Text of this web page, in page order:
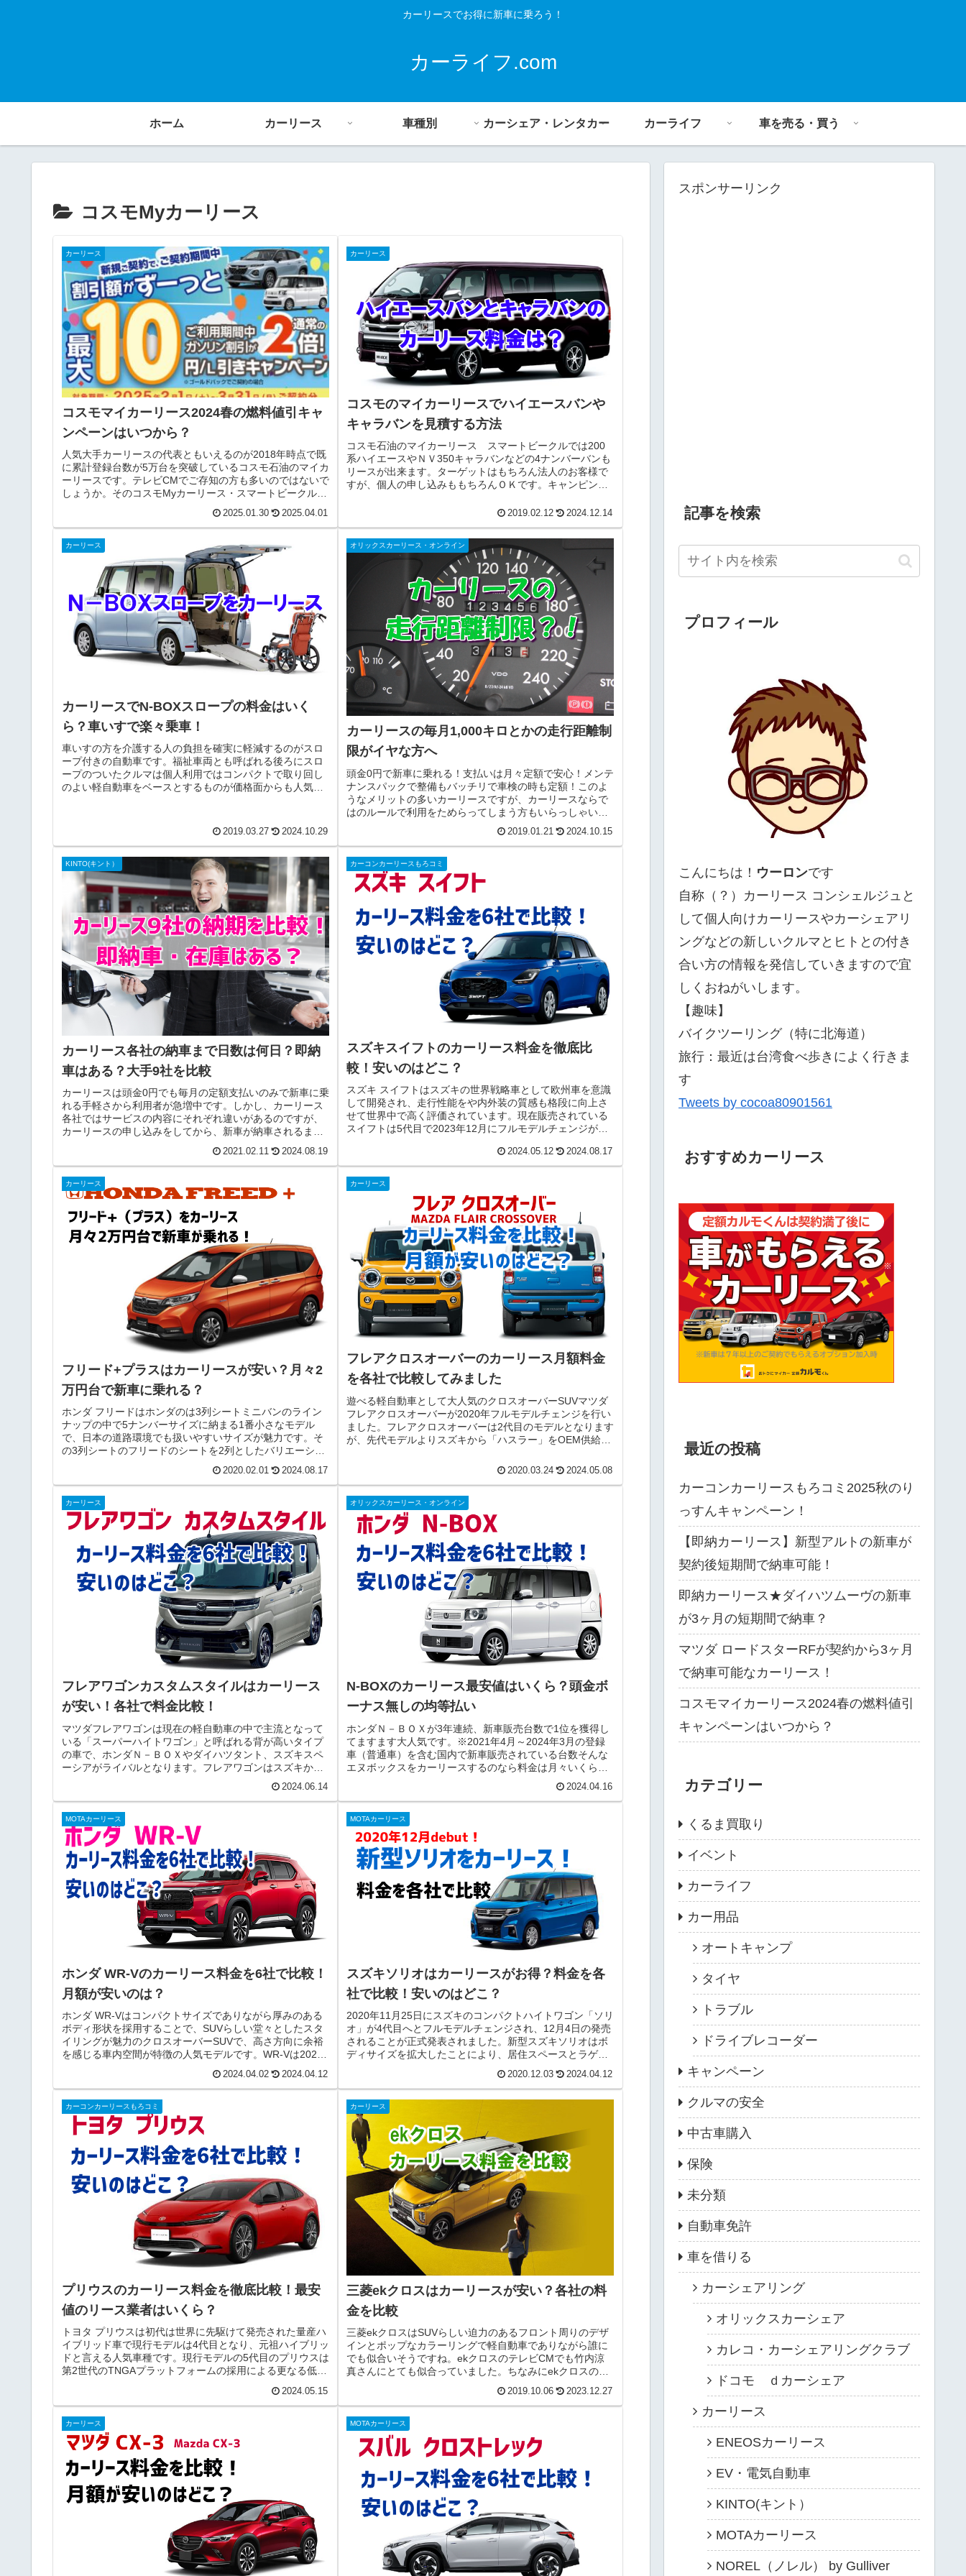
カーリースでお得に新車に乗ろう！
カーライフ.com
ホーム カーリース 車種別 カーシェア・レンタカー カーライフ 車を売る・買う
コスモMyカーリース
カーリース
コスモマイカーリース2024春の燃料値引キャ
ンペーンはいつから？
人気大手カーリースの代表ともいえるのが2018年時点で既
に累計登録台数が5万台を突破しているコスモ石油のマイカ
ーリースです。テレビCMでご存知の方も多いのではないで
しょうか。そのコスモMyカーリース・スマートビークルは
2025.01.30 2025.04.01
カーリース
コスモのマイカーリースでハイエースバンや
キャラバンを見積する方法
コスモ石油のマイカーリース スマートビークルでは200
系ハイエースやＮＶ350キャラバンなどの4ナンバーバンも
リースが出来ます。ターゲットはもちろん法人のお客様で
すが、個人の申し込みももちろんＯＫです。キャンピング
2019.02.12 2024.12.14
カーリース
カーリースでN-BOXスロープの料金はいく
ら？車いすで楽々乗車！
車いすの方を介護する人の負担を確実に軽減するのがスロ
ープ付きの自動車です。福祉車両とも呼ばれる後ろにスロ
ープのついたクルマは個人利用ではコンパクトで取り回し
のよい軽自動車をベースとするものが価格面からも人気と
2019.03.27 2024.10.29
オリックスカーリース・オンライン
カーリースの毎月1,000キロとかの走行距離制
限がイヤな方へ
頭金0円で新車に乗れる！支払いは月々定額で安心！メンテ
ナンスパックで整備もバッチリで車検の時も定額！このよ
うなメリットの多いカーリースですが、カーリースならで
はのルールで利用をためらってしまう方もいらっしゃいま
す。その原因となるルールが走行...
2019.01.21 2024.10.15
KINTO(キント）
カーリース各社の納車まで日数は何日？即納
車はある？大手9社を比較
カーリースは頭金0円でも毎月の定額支払いのみで新車に乗
れる手軽さから利用者が急増中です。しかし、カーリース
各社ではサービスの内容にそれぞれ違いがあるのですが、
カーリースの申し込みをしてから、新車が納車されるまで
2021.02.11 2024.08.19
カーコンカーリースもろコミ
スズキスイフトのカーリース料金を徹底比
較！安いのはどこ？
スズキ スイフトはスズキの世界戦略車として欧州車を意識
して開発され、走行性能をや内外装の質感も格段に向上さ
せて世界中で高く評価されています。現在販売されている
スイフトは5代目で2023年12月にフルモデルチェンジが発
2024.05.12 2024.08.17
カーリース
フリード+プラスはカーリースが安い？月々2
万円台で新車に乗れる？
ホンダ フリードはホンダのは3列シートミニバンのライン
ナップの中で5ナンバーサイズに納まる1番小さなモデル
で、日本の道路環境でも扱いやすいサイズが魅力です。そ
の3列シートのフリードのシートを2列としたバリエーショ
2020.02.01 2024.08.17
カーリース
フレアクロスオーバーのカーリース月額料金
を各社で比較してみました
遊べる軽自動車として大人気のクロスオーバーSUVマツダ
フレアクロスオーバーが2020年フルモデルチェンジを行い
ました。フレアクロスオーバーは2代目のモデルとなります
が、先代モデルよりスズキから「ハスラー」をOEM供給さ
2020.03.24 2024.05.08
カーリース
フレアワゴンカスタムスタイルはカーリース
が安い！各社で料金比較！
マツダフレアワゴンは現在の軽自動車の中で主流となって
いる「スーパーハイトワゴン」と呼ばれる背が高いタイプ
の車で、ホンダＮ－ＢＯＸやダイハツタント、スズキスペ
ーシアがライバルとなります。フレアワゴンはスズキから
2024.06.14
オリックスカーリース・オンライン
N-BOXのカーリース最安値はいくら？頭金ボ
ーナス無しの均等払い
ホンダＮ－ＢＯＸが3年連続、新車販売台数で1位を獲得し
てますます大人気です。※2021年4月～2024年3月の登録
車（普通車）を含む国内で新車販売されている台数そんな
エヌボックスをカーリースするのなら料金は月々いくらに
2024.04.16
MOTAカーリース
ホンダ WR-Vのカーリース料金を6社で比較！
月額が安いのは？
ホンダ WR-Vはコンパクトサイズでありながら厚みのある
ボディ形状を採用することで、SUVらしい堂々としたスタ
イリングが魅力のクロスオーバーSUVで、高さ方向に余裕
を感じる車内空間が特徴の人気モデルです。WR-Vは2023
2024.04.02 2024.04.12
MOTAカーリース
スズキソリオはカーリースがお得？料金を各
社で比較！安いのはどこ？
2020年11月25日にスズキのコンパクトハイトワゴン「ソリ
オ」が4代目へとフルモデルチェンジされ、12月4日の発売
されることが正式発表されました。新型スズキソリオはボ
ディサイズを拡大したことにより、居住スペースとラゲッ
2020.12.03 2024.04.12
カーコンカーリースもろコミ
プリウスのカーリース料金を徹底比較！最安
値のリース業者はいくら？
トヨタ プリウスは初代は世界に先駆けて発売された量産ハ
イブリッド車で現行モデルは4代目となり、元祖ハイブリッ
ドと言える人気車種です。現行モデルの5代目のプリウスは
第2世代のTNGAプラットフォームの採用による更なる低重
2024.05.15
カーリース
三菱ekクロスはカーリースが安い？各社の料
金を比較
三菱ekクロスはSUVらしい迫力のあるフロント周りのデザ
インとポップなカラーリングで軽自動車でありながら誰に
でも似合いそうですね。ekクロスのテレビCMでも竹内涼
真さんにとても似合っていました。ちなみにekクロスのデ
2019.10.06 2023.12.27
カーリース MOTAカーリース
スポンサーリンク
記事を検索
プロフィール
こんにちは！ ウーロンです
自称（？）カーリース コンシェルジュと
して個人向けカーリースやカーシェアリ
ングなどの新しいクルマとヒトとの付き
合い方の情報を発信していきますので宜
しくおねがいします。
【趣味】
バイクツーリング（特に北海道）
旅行：最近は台湾食べ歩きによく行きま
す
Tweets by cocoa80901561
おすすめカーリース
最近の投稿
カーコンカーリースもろコミ2025秋のり
っすんキャンペーン！
【即納カーリース】新型アルトの新車が
契約後短期間で納車可能！
即納カーリース★ダイハツムーヴの新車
が3ヶ月の短期間で納車？
マツダ ロードスターRFが契約から3ヶ月
で納車可能なカーリース！
コスモマイカーリース2024春の燃料値引
キャンペーンはいつから？
カテゴリー
くるま買取り
イベント
カーライフ
カー用品
オートキャンプ
タイヤ
トラブル
ドライブレコーダー
キャンペーン
クルマの安全
中古車購入
保険
未分類
自動車免許
車を借りる
カーシェアリング
オリックスカーシェア
カレコ・カーシェアリングクラブ
ドコモ ｄカーシェア
カーリース
ENEOSカーリース
EV・電気自動車
KINTO(キント）
MOTAカーリース
NOREL（ノレル） by Gulliver